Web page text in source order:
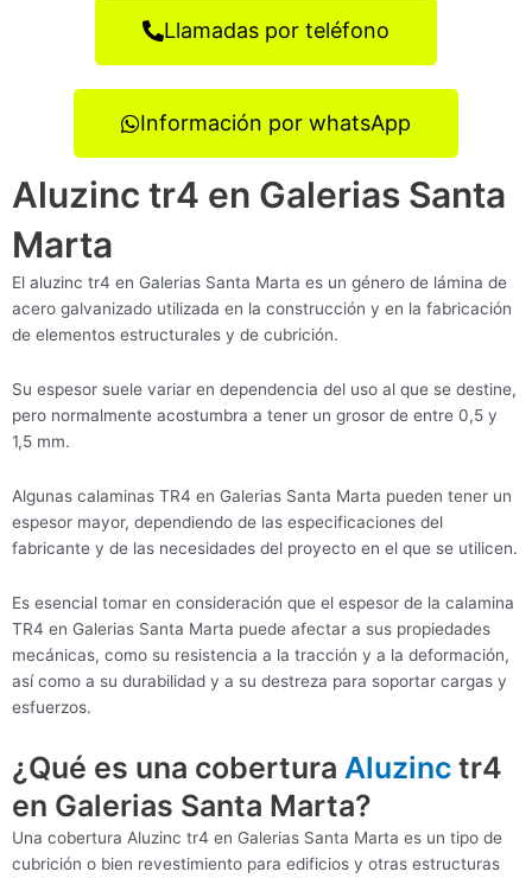
Llamadas por teléfono
Información por whatsApp
Aluzinc tr4 en Galerias Santa
Marta
El aluzinc tr4 en Galerias Santa Marta es un género de lámina de
acero galvanizado utilizada en la construcción y en la fabricación
de elementos estructurales y de cubrición.
Su espesor suele variar en dependencia del uso al que se destine,
pero normalmente acostumbra a tener un grosor de entre 0,5 y
1,5 mm.
Algunas calaminas TR4 en Galerias Santa Marta pueden tener un
espesor mayor, dependiendo de las especificaciones del
fabricante y de las necesidades del proyecto en el que se utilicen.
Es esencial tomar en consideración que el espesor de la calamina
TR4 en Galerias Santa Marta puede afectar a sus propiedades
mecánicas, como su resistencia a la tracción y a la deformación,
así como a su durabilidad y a su destreza para soportar cargas y
esfuerzos.
¿Qué es una cobertura Aluzinc tr4
en Galerias Santa Marta?
Una cobertura Aluzinc tr4 en Galerias Santa Marta es un tipo de
cubrición o bien revestimiento para edificios y otras estructuras